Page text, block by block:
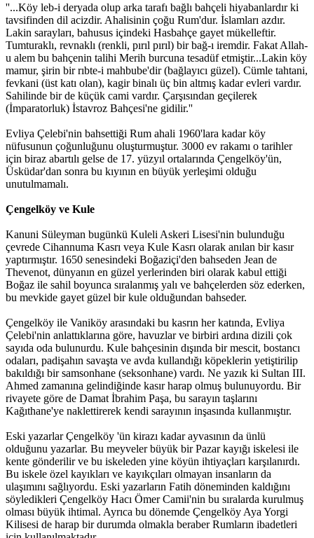
''...Köy leb-i deryada olup arka tarafı bağlı bahçeli hiyabanlardır ki
tavsifinden dil acizdir. Ahalisinin çoğu Rum'dur. İslamları azdır.
Lakin sarayları, bahusus içindeki Hasbahçe gayet mükelleftir.
Tumturaklı, revnaklı (renkli, pırıl pırıl) bir bağ-ı iremdir. Fakat Allah-
u alem bu bahçenin talihi Merih burcuna tesadüf etmiştir...Lakin köy
mamur, şirin bir rıbte-i mahbube'dir (bağlayıcı güzel). Cümle tahtani,
fevkani (üst katı olan), kagir binalı üç bin altmış kadar evleri vardır.
Sahilinde bir de küçük cami vardır. Çarşısından geçilerek
(İmparatorluk) İstavroz Bahçesi'ne gidilir.''
Evliya Çelebi'nin bahsettiği Rum ahali 1960'lara kadar köy
nüfusunun çoğunluğunu oluşturmuştur. 3000 ev rakamı o tarihler
için biraz abartılı gelse de 17. yüzyıl ortalarında Çengelköy'ün,
Üsküdar'dan sonra bu kıyının en büyük yerleşimi olduğu
unutulmamalı.
Çengelköy ve Kule
Kanuni Süleyman bugünkü Kuleli Askeri Lisesi'nin bulunduğu
çevrede Cihannuma Kasrı veya Kule Kasrı olarak anılan bir kasır
yaptırmıştır. 1650 senesindeki Boğaziçi'den bahseden Jean de
Thevenot, dünyanın en güzel yerlerinden biri olarak kabul ettiği
Boğaz ile sahil boyunca sıralanmış yalı ve bahçelerden söz ederken,
bu mevkide gayet güzel bir kule olduğundan bahseder.
Çengelköy ile Vaniköy arasındaki bu kasrın her katında, Evliya
Çelebi'nin anlattıklarına göre, havuzlar ve birbiri ardına dizili çok
sayıda oda bulunurdu. Kule bahçesinin dışında bir mescit, bostancı
odaları, padişahın savaşta ve avda kullandığı köpeklerin yetiştirilip
bakıldığı bir samsonhane (seksonhane) vardı. Ne yazık ki Sultan III.
Ahmed zamanına gelindiğinde kasır harap olmuş bulunuyordu. Bir
rivayete göre de Damat İbrahim Paşa, bu sarayın taşlarını
Kağıthane'ye naklettirerek kendi sarayının inşasında kullanmıştır.
Eski yazarlar Çengelköy 'ün kirazı kadar ayvasının da ünlü
olduğunu yazarlar. Bu meyveler büyük bir Pazar kayığı iskelesi ile
kente gönderilir ve bu iskeleden yine köyün ihtiyaçları karşılanırdı.
Bu iskele özel kayıkları ve kayıkçıları olmayan insanların da
ulaşımını sağlıyordu. Eski yazarların Fatih döneminden kaldığını
söyledikleri Çengelköy Hacı Ömer Camii'nin bu sıralarda kurulmuş
olması büyük ihtimal. Ayrıca bu dönemde Çengelköy Aya Yorgi
Kilisesi de harap bir durumda olmakla beraber Rumların ibadetleri